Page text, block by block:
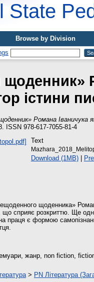
State
Browse by Division
істини
Романа Іваничука
ISSN 978-617-7055-81-4
Text
Download (1MB)|
щоденника»
сприяє розкриттю. Ще
праця є формою
жанр, non fiction,
> PN Література